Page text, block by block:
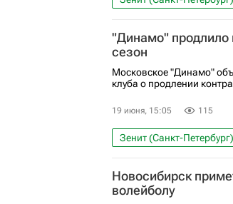
Лига Наций
"Динамо" продлило
сезон
Московское "Динамо"
клуба о продлении
19 июня, 15:05 115
Зенит (Санкт-Петербург)
РПЛ 2026-2027
Новосибирск
волейболу